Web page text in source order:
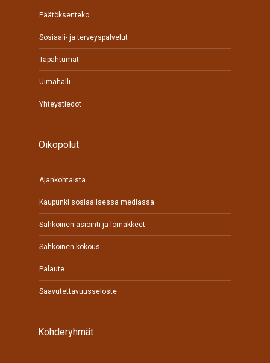
Päätöksenteko
Sosiaali- ja terveyspalvelut
Tapahtumat
Uimahalli
Yhteystiedot
Oikopolut
Ajankohtaista
Kaupunki sosiaalisessa mediassa
Sähköinen asiointi ja lomakkeet
Sähköinen kokous
Palaute
Saavutettavuusseloste
Kohderyhmät